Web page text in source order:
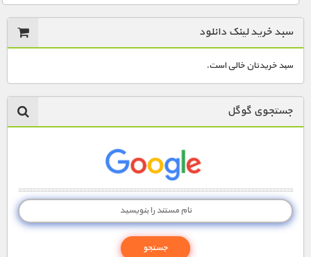
سبد خرید لینک دانلود
سبد خریدتان خالی است.
جستجوی گوگل